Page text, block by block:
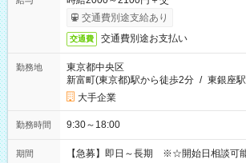
交通費別途支給あり
交通費 交通費別途お支払い
勤務地
東京都中央区
新富町(東京都)駅から徒歩2分 / 東銀座
大手企業
勤務時間 9:30～18:00
期間 【急募】即日～長期 ※☆開始日相談可